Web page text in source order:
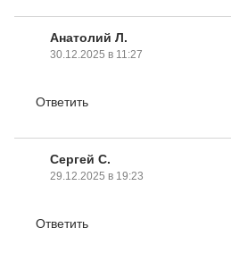
Анатолий Л.
30.12.2025 в 11:27
Ответить
Сергей С.
29.12.2025 в 19:23
Ответить